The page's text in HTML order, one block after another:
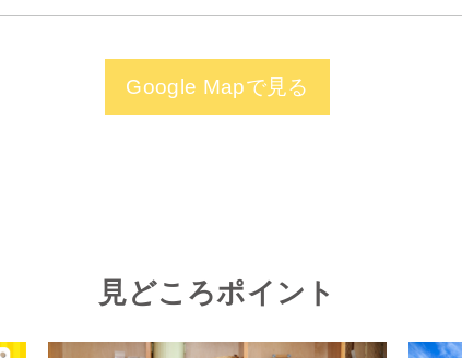
Google Mapで見る
見どころポイント